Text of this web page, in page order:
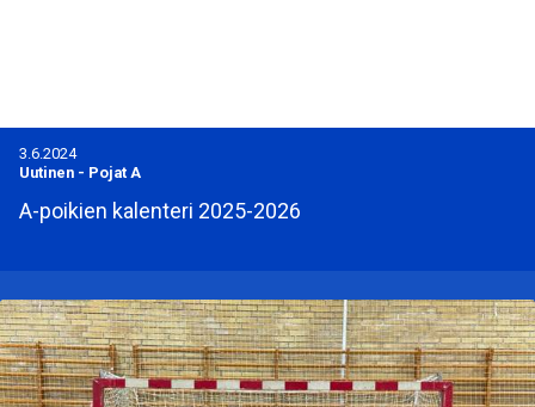
3.6.2024
Uutinen - Pojat A
A-poikien kalenteri 2025-2026